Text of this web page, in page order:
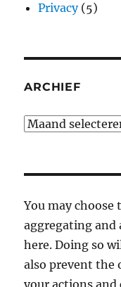
Privacy(5)
ARCHIEF
Archief
You may
aggregating and
here. Doing so
also prevent the